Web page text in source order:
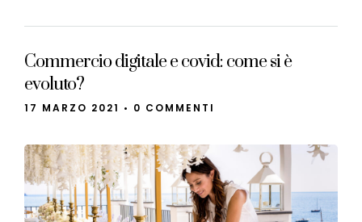
Commercio digitale e covid: come si è
evoluto?
17 MARZO 2021 • 0 COMMENTI